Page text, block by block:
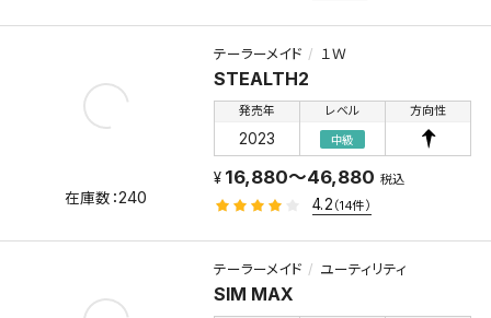
テーラーメイド １Ｗ
STEALTH2
発売年
2023
レベル
中級
方向性
240
16,880～46,880 税込
4.2 （14件）
テーラーメイド ユーティリティ
SIM MAX